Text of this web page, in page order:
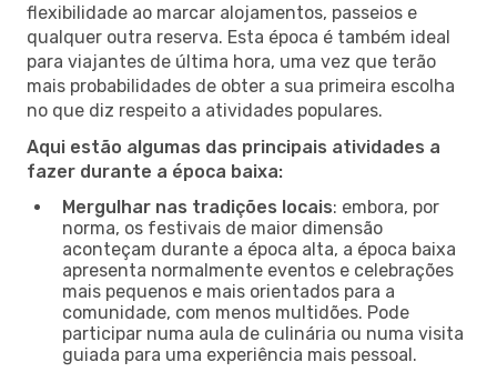
flexibilidade ao marcar alojamentos, passeios e
qualquer outra reserva. Esta época é também ideal
para viajantes de última hora, uma vez que terão
mais probabilidades de obter a sua primeira escolha
no que diz respeito a atividades populares.
Aqui estão algumas das principais atividades a
fazer durante a época baixa:
Mergulhar nas tradições locais: embora, por
norma, os festivais de maior dimensão
aconteçam durante a época alta, a época baixa
apresenta normalmente eventos e celebrações
mais pequenos e mais orientados para a
comunidade, com menos multidões. Pode
participar numa aula de culinária ou numa visita
guiada para uma experiência mais pessoal.